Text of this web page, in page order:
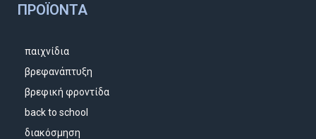
ΠΡΟΪΌΝΤΑ
παιχνίδια
βρεφανάπτυξη
βρεφική φροντίδα
back to school
διακόσμηση